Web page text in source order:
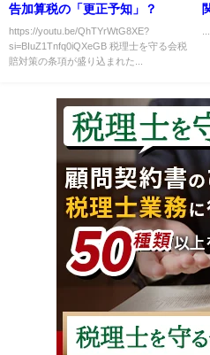
告加算税の「更正予知」？
https://youtu.be/QhTYrWtG8XE?
si=BIuZ1Tnfq0iQXeGB 税理士を守る会税
賠対策の条項が盛り込まれた...